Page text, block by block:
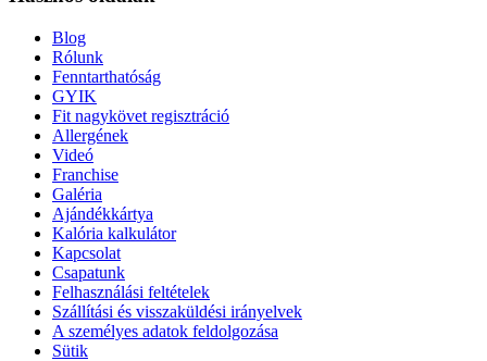
Blog
Rólunk
Fenntarthatóság
GYIK
Fit nagykövet regisztráció
Allergének
Videó
Franchise
Galéria
Ajándékkártya
Kalória kalkulátor
Kapcsolat
Csapatunk
Felhasználási feltételek
Szállítási és visszaküldési irányelvek
A személyes adatok feldolgozása
Sütik